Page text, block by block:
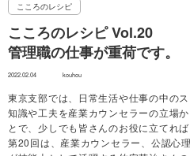
こころのレシピ
こころのレシピ Vol.20
管理職の仕事が重荷です。
2022.02.04 kouhou
東京支部では、日常生活や仕事の中の
知識や工夫を産業カウンセラーの立場
とで、少しでも皆さんのお役に立てれば
第20回は、産業カウンセラー、公認心